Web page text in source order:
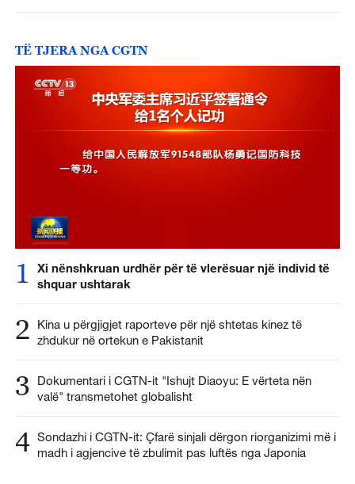
TË TJERA NGA CGTN
1
Xi nënshkruan urdhër për të vlerësuar një individ të
shquar ushtarak
2
Kina u përgjigjet raporteve për një shtetas kinez të
zhdukur në ortekun e Pakistanit
3
Dokumentari i CGTN-it "Ishujt Diaoyu: E vërteta nën
valë" transmetohet globalisht
4 Sondazhi i CGTN-it: Çfarë sinjali dërgon riorganizimi më i
madh i agjencive të zbulimit pas luftës nga Japonia